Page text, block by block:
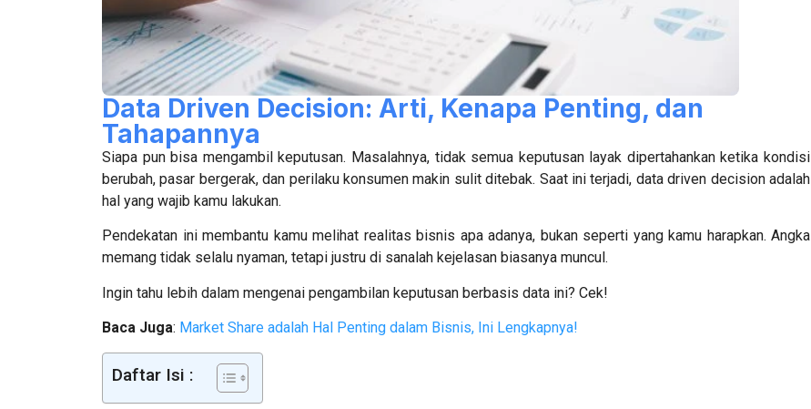
Data Driven Decision: Arti, Kenapa Penting, dan
Tahapannya
Siapa pun bisa mengambil keputusan. Masalahnya, tidak semua keputusan layak dipertahankan ketika kondisi
berubah, pasar bergerak, dan perilaku konsumen makin sulit ditebak. Saat ini terjadi, data driven decision adalah
hal yang wajib kamu lakukan.
Pendekatan ini membantu kamu melihat realitas bisnis apa adanya, bukan seperti yang kamu harapkan. Angka
memang tidak selalu nyaman, tetapi justru di sanalah kejelasan biasanya muncul.
Ingin tahu lebih dalam mengenai pengambilan keputusan berbasis data ini? Cek!
Baca Juga: Market Share adalah Hal Penting dalam Bisnis, Ini Lengkapnya!
Daftar Isi :